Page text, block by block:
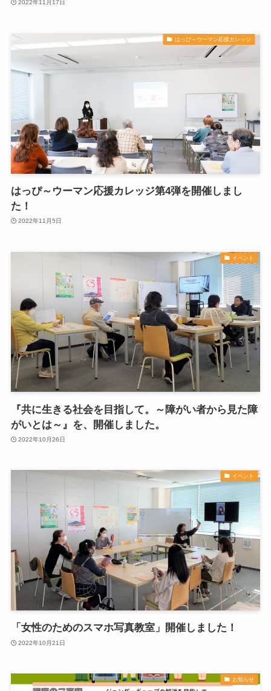
2022年11月17日
はっぴ～ウーマン応援カレッジ
はっぴ～ウーマン応援カレッジ第4弾を開催しまし
た！
2022年11月5日
イベント
『共に生きる社会を目指して。～障がい者から見た障
がいとは～』を、開催しました。
2022年10月26日
イベント
「女性のためのスマホ写真教室」開催しました！
2022年10月21日
お知らせ